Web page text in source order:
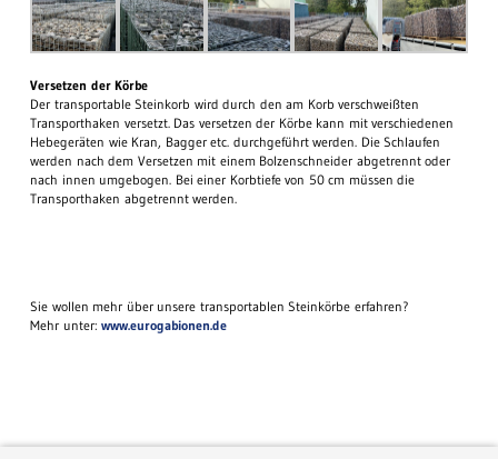
Versetzen der Körbe
Der transportable Steinkorb wird durch den am Korb verschweißten
Transporthaken versetzt. Das versetzen der Körbe kann mit verschiedenen
Hebegeräten wie Kran, Bagger etc. durchgeführt werden. Die Schlaufen
werden nach dem Versetzen mit einem Bolzenschneider abgetrennt oder
nach innen umgebogen. Bei einer Korbtiefe von 50 cm müssen die
Transporthaken abgetrennt werden.
Sie wollen mehr über unsere transportablen Steinkörbe erfahren?
Mehr unter: www.eurogabionen.de